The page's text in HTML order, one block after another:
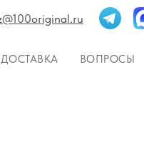
ВОПРОСЫ